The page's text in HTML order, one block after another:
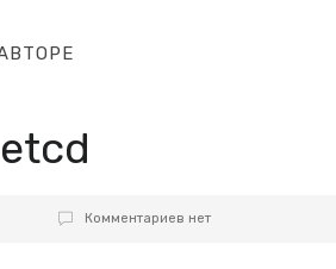
Комментариев нет